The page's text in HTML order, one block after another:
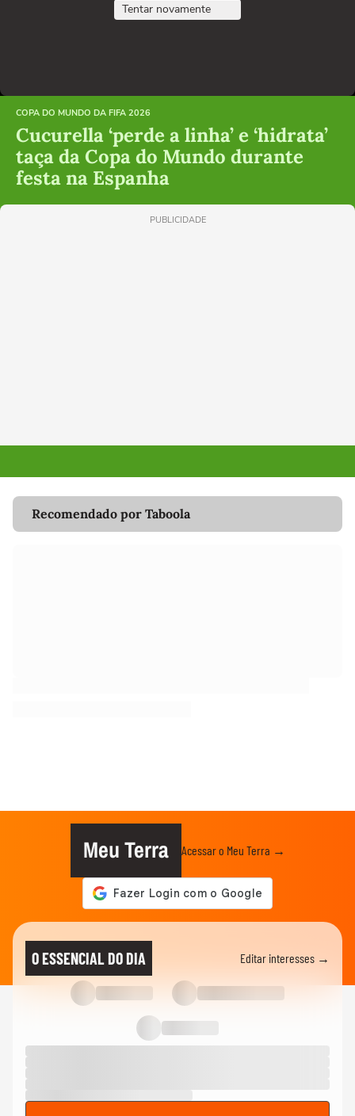
Tentar novamente
COPA DO MUNDO DA FIFA 2026
Cucurella ‘perde a linha’ e ‘hidrata’
taça da Copa do Mundo durante
festa na Espanha
PUBLICIDADE
Recomendado por Taboola
Meu Terra Acessar o Meu Terra →
O ESSENCIAL DO DIA Editar interesses →